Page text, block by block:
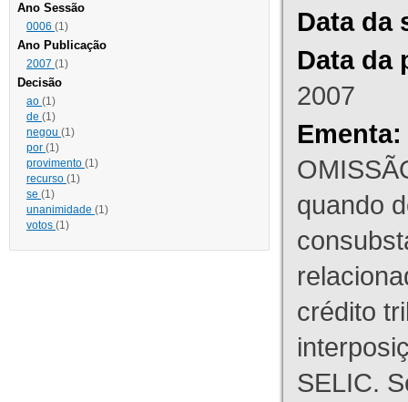
Ano Sessão
0006 (1)
Ano Publicação
2007 (1)
Decisão
ao (1)
de (1)
negou (1)
por (1)
provimento (1)
recurso (1)
se (1)
unanimidade (1)
votos (1)
Data da
Data da
2007
Ementa:
quando
crédito
SELIC.